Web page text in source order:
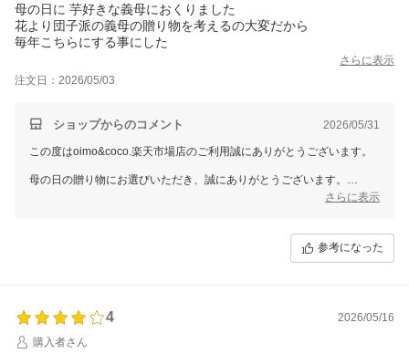
母の日に 芋好きな義母におくりました
花より団子派の義母の贈り物を考えるの大変だから
毎年こちらにする事にした
さらに表示
注文日：2026/05/03
ショップからのコメント 2026/05/31
この度はoimo&coco.楽天市場店のご利用誠にありがとうございます。
母の日の贈り物にお選びいただき、誠にありがとうございます。
お芋好きなお義母さまにも喜んでいただけたようで、とても嬉しいで
大切な贈り物にお選びいただけるよう、これからも美味しいお芋をお届
さらに表示
参考になった
4
2026/05/16
購入者さん